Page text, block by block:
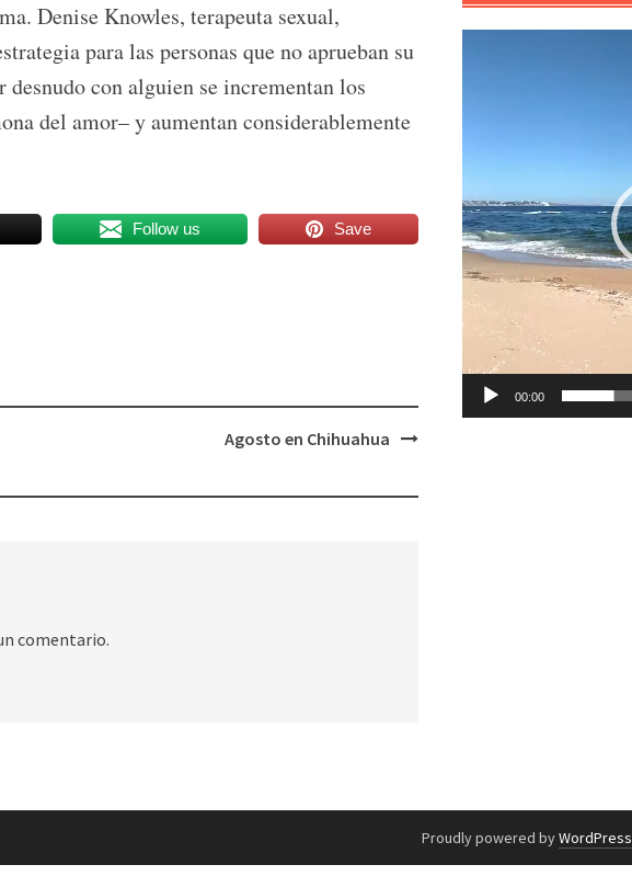
Denise Knowles, terapeuta sexual,
para las personas que no aprueban su
con alguien se incrementan los
del amor– y aumentan considerablemente
Follow us Save
Agosto en Chihuahua
comentario.
00:00
Proudly powered byWordPress